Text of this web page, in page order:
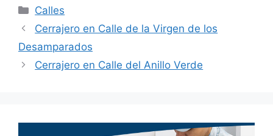
Calles
Cerrajero en Calle de la Virgen de los
Desamparados
Cerrajero en Calle del Anillo Verde